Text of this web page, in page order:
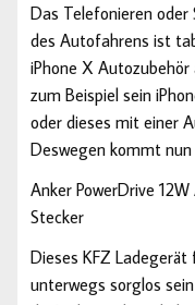
Das Telefonieren oder
des Autofahrens ist
iPhone X Autozubehör
zum Beispiel sein
oder dieses mit einer
Deswegen kommt
Anker PowerDrive
Stecker
Dieses KFZ
unterwegs sorglos